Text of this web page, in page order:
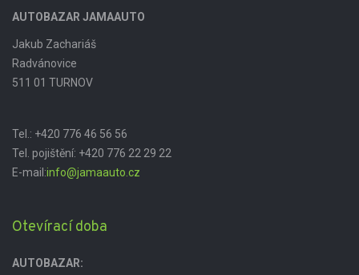
AUTOBAZAR JAMAAUTO
Jakub Zachariáš
Radvánovice
511 01 TURNOV
Tel.: +420 776 46 56 56
Tel. pojištění: +420 776 22 29 22
E-mail:info@jamaauto.cz
Otevírací doba
AUTOBAZAR: